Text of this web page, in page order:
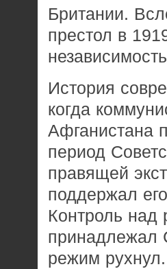
Британии.
престол в
История
когда
Афганистана
период
правящей
поддержал
Контроль
принадлежал
режим